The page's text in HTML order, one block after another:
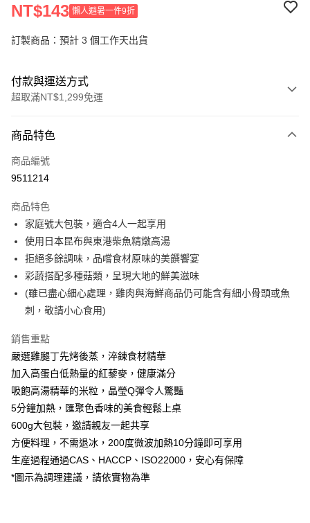
NT$143 懶人避暑一件9折
訂製商品：預計 3 個工作天出貨
付款與運送方式
超取滿NT$1,299免運
信用卡一次付款
信用卡分期付款
合作金庫商業銀行
華南商業銀行
上海商業儲蓄銀行
台北富邦商業銀行
國泰世華商業銀行
兆豐國際商業銀行
臺灣中小企業銀行
台中商業銀行
匯豐（台灣）商業銀行
華泰商業銀行
聯邦商業銀行
遠東國際商業銀行
元大商業銀行
台新國際商業銀行
台灣樂天信用卡公司
LINE Pay
Apple Pay
街口支付
Google Pay
大哥付你分期
相關說明
【大哥付你分期使用說明】
1.本服務由台灣大哥大提供，台灣大哥大用戶可立即使用無須另外申請。
2.付款方式選擇「大哥付你分期」，訂單成立後會自動跳轉到大哥付的交易
流程，驗證手機門號後，選擇欲分期的期數、繳款截止日，確認付款後即完
成交易。
3.實際核准額度、可分期數及費用金額請依後續交易確認頁面所載為準。
4.訂單成立30分鐘內，如未前往確認交易或遇審核未通過，訂單將自動取
消。如遇「轉專審核」未通過狀況，表示未達大哥付你分期系統評分，恕無
法說明評估內容。
AFTEE先享後付
相關說明
【關於「AFTEE先享後付」】
AFTEE先享後付是「在收到商品之後才付款」的支付方式。 讓您購物簡單
便利好安心！
１．簡單：不需註冊會員、不需綁卡、不需儲值。
２．便利：只要手機號碼，簡訊認證，即可結帳。
３．安心：先確認商品／服務後，再付款。
ATM付款
貨到付款
商品特色
商品編號
9511214
商品特色
家庭號大包裝，適合4人一起享用
使用日本昆布與東港柴魚精燉高湯
拒絕多餘調味，品嚐食材原味的美饌饗宴
彩蔬搭配多種菇類，呈現大地的鮮美滋味
(雖已盡心細心處理，雞肉與海鮮商品仍可能含有細小骨頭或魚
刺，敬請小心食用)
銷售重點
嚴選雞腿丁先烤後蒸，淬鍊食材精華
加入高蛋白低熱量的紅藜麥，健康滿分
吸飽高湯精華的米粒，晶瑩Q彈令人驚豔
5分鐘加熱，匯聚色香味的美食輕鬆上桌
600g大包裝，邀請親友一起共享
方便料理，不需退冰，200度微波加熱10分鐘即可享用
生産過程通過CAS、HACCP、ISO22000，安心有保障
*圖示為調理建議，請依實物為準